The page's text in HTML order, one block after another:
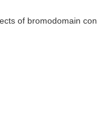
of bromodomain